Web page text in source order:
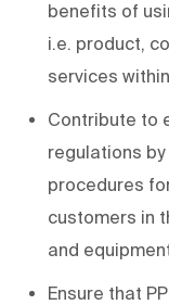
benefits of
i.e. product,
services
Contribute to
regulations
procedures
customers in
and
Ensure that